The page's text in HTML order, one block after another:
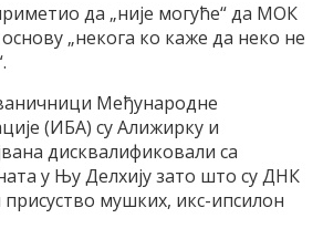
да „није могуће“ да МОК
„некога ко каже да неко не
Међународне
(ИБА) су Алижирку и
дисквалификовали са
у Њу Делхију зато што су ДНК
мушких, икс-ипсилон